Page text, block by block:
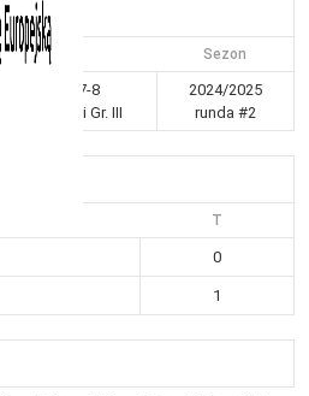
Liga Sezon
Kraków 7-8
dziewczynki Gr. III
2024/2025
runda #2
T
0
1